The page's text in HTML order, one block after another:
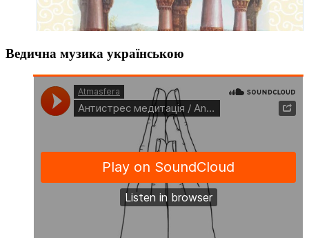
Ведична музика українською